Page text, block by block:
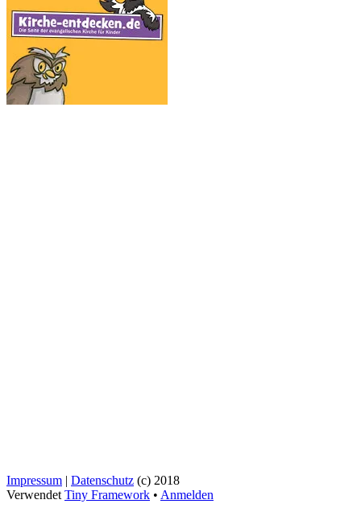
Impressum | Datenschutz (c) 2018
Verwendet Tiny Framework • Anmelden